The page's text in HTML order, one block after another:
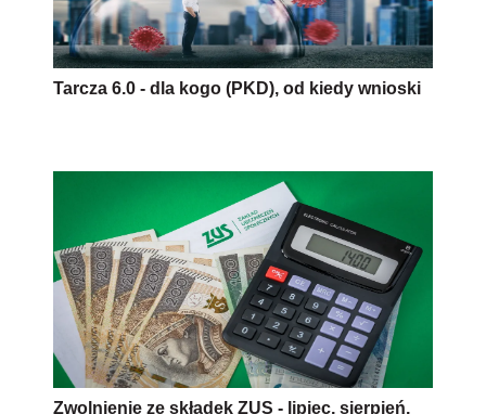
Tarcza 6.0 - dla kogo (PKD), od kiedy wnioski
Zwolnienie ze składek ZUS - lipiec, sierpień,